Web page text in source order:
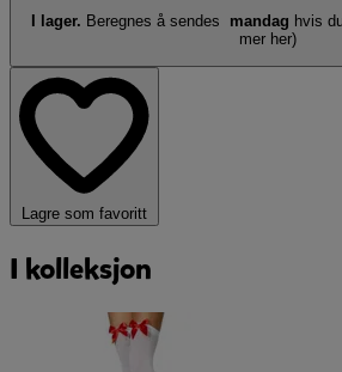
I lager. Beregnes å sendes mandag hvis
mer her)
Lagre som favoritt
I kolleksjon